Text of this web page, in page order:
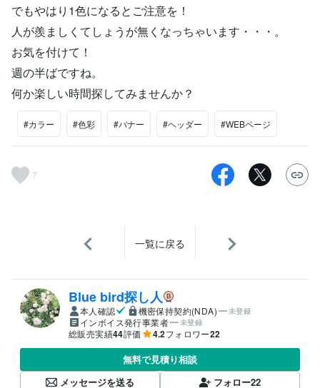
でもやはり1色になるとご注意を！
人が羨ましくてしょうが無くなっちゃいます・・・。
お気を付けて！
週の半ばですね。
何か楽しい時間探してみませんか？
#カラー #色彩 #バナー #ヘッダー #WEBページ
7
一覧に戻る
Blue bird探し人
本人確認 機密保持契約(NDA) 未登録
インボイス発行事業者 未登録
総販売実績44評価 4.2フォロワー22
無料で見積り相談
メッセージを送る
フォロー22